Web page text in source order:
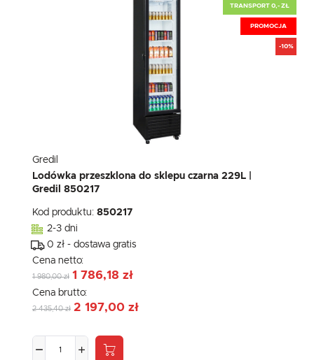
TRANSPORT 0,- ZŁ
PROMOCJA
-10%
Gredil
Lodówka przeszklona do sklepu czarna 229L |
Gredil 850217
Kod produktu: 850217
2-3 dni
0 zł - dostawa gratis
Cena netto:
1 980,00 zł 1 786,18 zł
Cena brutto:
2 435,40 zł 2 197,00 zł